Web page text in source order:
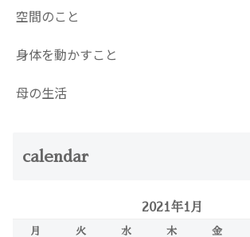
空間のこと
身体を動かすこと
母の生活
calendar
2021年1月
月 火 水 木 金